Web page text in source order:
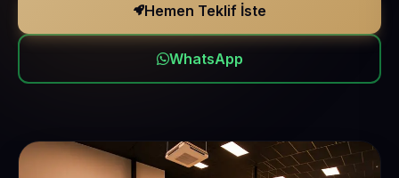
Hemen Teklif İste
WhatsApp